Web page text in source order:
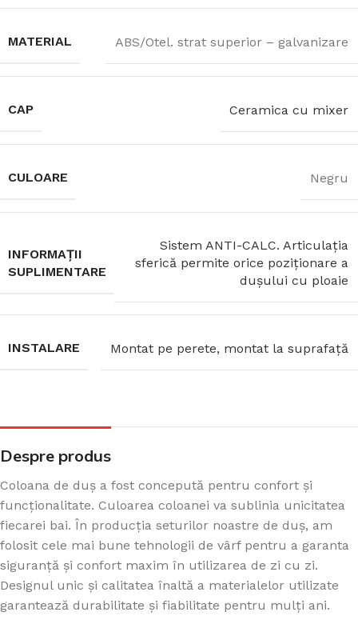
MATERIAL ABS/Otel. strat superior – galvanizare
CAP Ceramica cu mixer
CULOARE Negru
INFORMAȚII
SUPLIMENTARE
Sistem ANTI-CALC. Articulația
sferică permite orice poziționare a
dușului cu ploaie
INSTALARE Montat pe perete, montat la suprafață
Despre produs
Coloana de duș a fost concepută pentru confort și
funcționalitate. Culoarea coloanei va sublinia unicitatea
fiecarei bai. În producția seturilor noastre de duș, am
folosit cele mai bune tehnologii de vârf pentru a garanta
siguranță și confort maxim în utilizarea de zi cu zi.
Designul unic și calitatea înaltă a materialelor utilizate
garantează durabilitate și fiabilitate pentru mulți ani.